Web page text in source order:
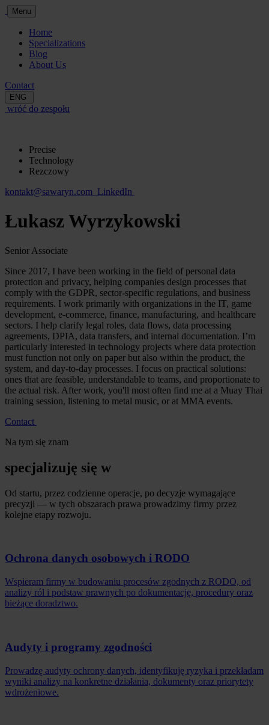
Menu
Home
Specializations
Blog
About Us
Contact
ENG
wróć do zespołu
Precise
Technology
Rezczowy
kontakt@sawaryn.com LinkedIn
Łukasz Wyrzykowski
Senior Associate
Since 2017, I have been working in the field of personal data
protection and privacy, helping companies design processes that
comply with the GDPR, sector-specific regulations, and business
requirements. I work primarily with organizations in the IT, game
development, e-commerce, finance, manufacturing, and healthcare
sectors. I help clarify legal roles, data flows, data processing
agreements, DPIA, data transfers, and internal documentation. I’m
particularly interested in technology projects where data protection
must function not only on paper but also within the product, the
system, and day-to-day processes. I focus on practical solutions:
ones that are feasible, understandable to teams, and proportionate to
the actual risk. After work, you'll most often find me at a Muay Thai
training session, listening to metal music, or at MMA events.
Contact
Na tym się znam
specjalizuję się w
Od startu, przez codzienne operacje, po decyzje wymagające
precyzji — w tych obszarach prawa prowadzimy firmy przez
kolejne etapy rozwoju.
Ochrona danych osobowych i RODO
Wspieram firmy w budowaniu procesów zgodnych z RODO, od
analizy ról i podstaw prawnych po dokumentację, procedury oraz
bieżące doradztwo.
Audyty i programy zgodności
Prowadzę audyty ochrony danych, identyfikuję ryzyka i przekładam
wyniki analizy na konkretne działania, dokumenty oraz priorytety
wdrożeniowe.